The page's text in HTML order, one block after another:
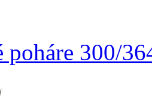
poháre 300/